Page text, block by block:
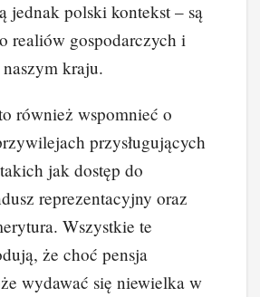
jednak polski kontekst – są
realiów gospodarczych i
naszym kraju.
również wspomnieć o
przysługujących
jak dostęp do
reprezentacyjny oraz
Wszystkie te
że choć pensja
wydawać się niewielka w